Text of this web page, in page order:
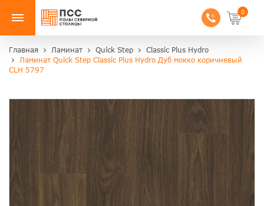
0
Главная Ламинат Quick Step
Classic Plus Hydro
Ламинат Quick Step Classic Plus Hydro Дуб мокко коричневый
CLH 5797